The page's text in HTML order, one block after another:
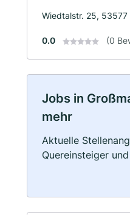
Wiedtalstr. 25,
0.0 (0
Jobs in
mehr
Aktuelle
Quereinsteiger